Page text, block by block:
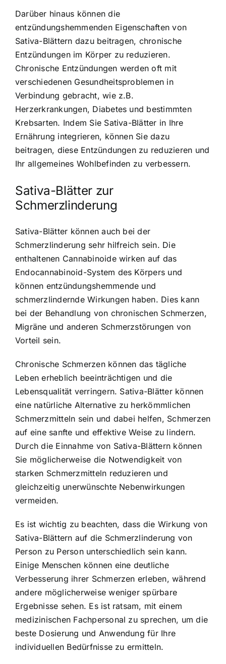
Darüber hinaus können die
entzündungshemmenden Eigenschaften von
Sativa-Blättern dazu beitragen, chronische
Entzündungen im Körper zu reduzieren.
Chronische Entzündungen werden oft mit
verschiedenen Gesundheitsproblemen in
Verbindung gebracht, wie z.B.
Herzerkrankungen, Diabetes und bestimmten
Krebsarten. Indem Sie Sativa-Blätter in Ihre
Ernährung integrieren, können Sie dazu
beitragen, diese Entzündungen zu reduzieren und
Ihr allgemeines Wohlbefinden zu verbessern.
Sativa-Blätter zur
Schmerzlinderung
Sativa-Blätter können auch bei der
Schmerzlinderung sehr hilfreich sein. Die
enthaltenen Cannabinoide wirken auf das
Endocannabinoid-System des Körpers und
können entzündungshemmende und
schmerzlindernde Wirkungen haben. Dies kann
bei der Behandlung von chronischen Schmerzen,
Migräne und anderen Schmerzstörungen von
Vorteil sein.
Chronische Schmerzen können das tägliche
Leben erheblich beeinträchtigen und die
Lebensqualität verringern. Sativa-Blätter können
eine natürliche Alternative zu herkömmlichen
Schmerzmitteln sein und dabei helfen, Schmerzen
auf eine sanfte und effektive Weise zu lindern.
Durch die Einnahme von Sativa-Blättern können
Sie möglicherweise die Notwendigkeit von
starken Schmerzmitteln reduzieren und
gleichzeitig unerwünschte Nebenwirkungen
vermeiden.
Es ist wichtig zu beachten, dass die Wirkung von
Sativa-Blättern auf die Schmerzlinderung von
Person zu Person unterschiedlich sein kann.
Einige Menschen können eine deutliche
Verbesserung ihrer Schmerzen erleben, während
andere möglicherweise weniger spürbare
Ergebnisse sehen. Es ist ratsam, mit einem
medizinischen Fachpersonal zu sprechen, um die
beste Dosierung und Anwendung für Ihre
individuellen Bedürfnisse zu ermitteln.